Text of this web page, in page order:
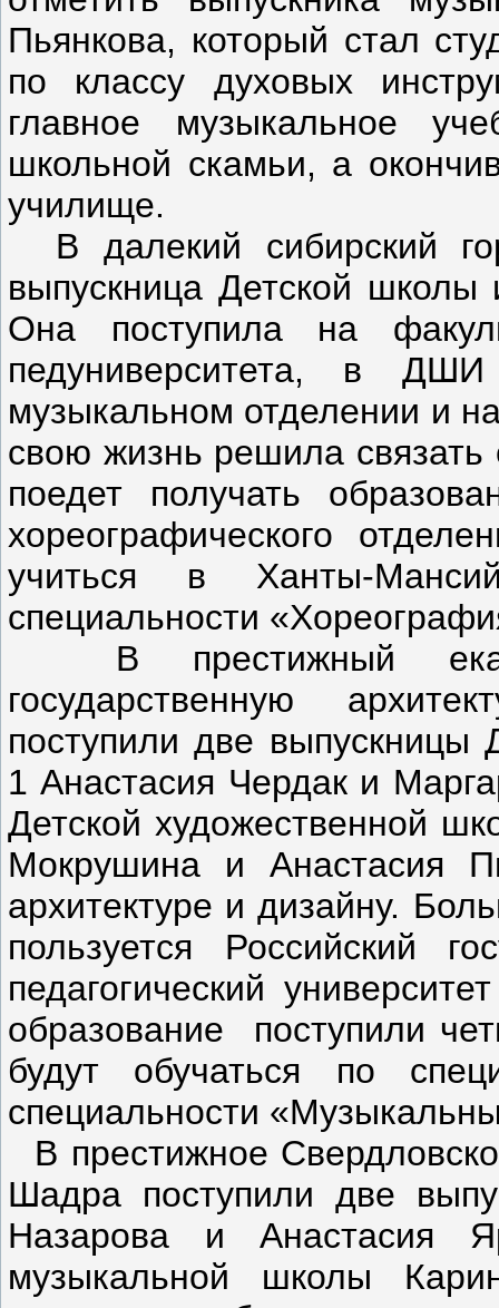
Пьянкова, который стал
по классу духовых
главное музыкальное
школьной скамьи, а
училище.
В далекий сибирский
выпускница Детской
Она поступила на
педуниверситета, в
музыкальном отделении и
свою жизнь решила
поедет получать
хореографического
учиться в Ханты-
специальности
В престижный
государственную
поступили две
1 Анастасия Чердак и
Детской художественной
Мокрушина и Анастасия
архитектуре и дизайну.
пользуется Российский
педагогический
образование поступили
будут обучаться по
специальности
В престижное
Шадра поступили две
Назарова и Анастасия
музыкальной школы